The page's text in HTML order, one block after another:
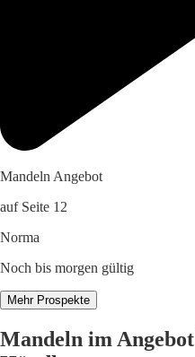
Mandeln Angebot
auf Seite 12
Norma
Noch bis morgen gültig
Mehr Prospekte
Mandeln im